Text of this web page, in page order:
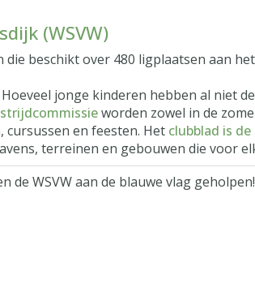
(WSVW)
die beschikt over 480 ligplaatsen aan
jonge kinderen hebben al niet
worden zowel in de
en feesten. Het clubblad is de
terreinen en gebouwen die voor
de WSVW aan de blauwe vlag geholpen!